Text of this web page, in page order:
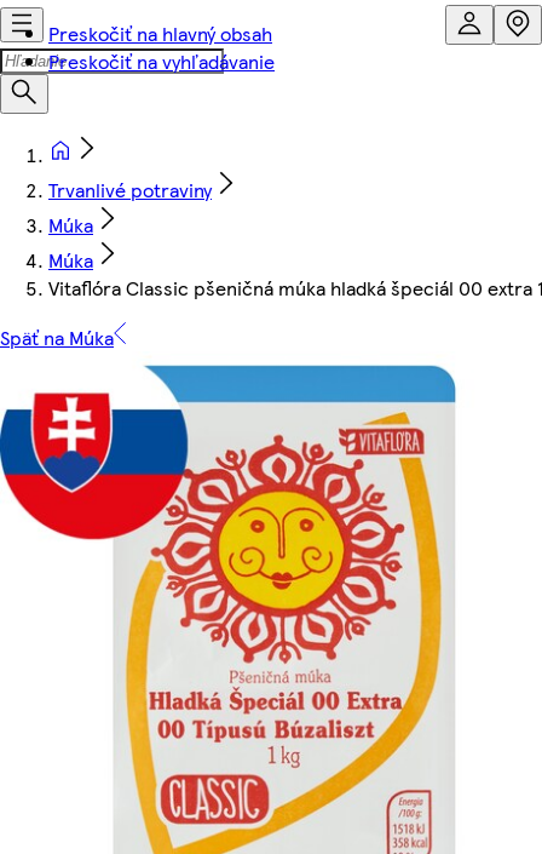
Preskočiť na hlavný obsah
Preskočiť na vyhľadávanie
Trvanlivé potraviny
Múka
Múka
Vitaflóra Classic pšeničná múka hladká špeciál 00 extra
Späť na Múka